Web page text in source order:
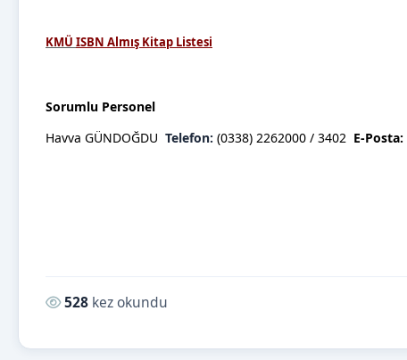
KMÜ ISBN Almış Kitap Listesi
Sorumlu Personel
Havva GÜNDOĞDU Telefon: (0338) 2262000 / 3402 E-Posta:
Okunma sayısı:
528 kez okundu